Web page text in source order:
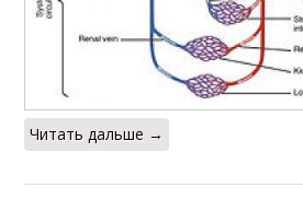
Читать дальше →